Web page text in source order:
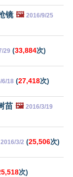
镜 🖼️ 2016/9/25
29 (33,884次)
6/18 (27,418次)
苗 🖼️ 2016/3/19
2016/3/2 (25,506次)
次)